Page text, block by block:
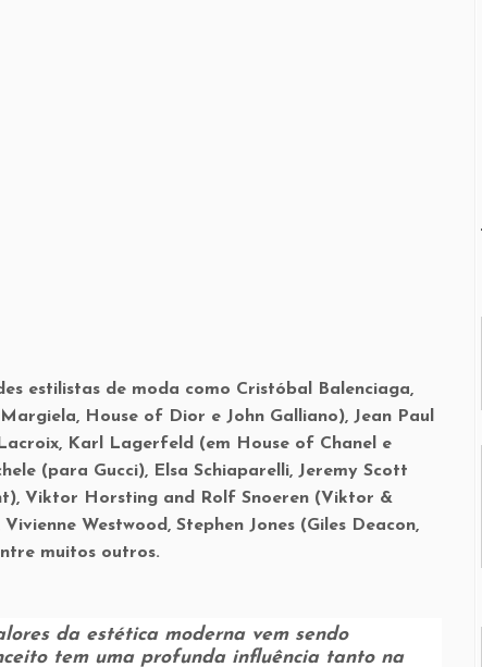
estilistas de moda como Cristóbal Balenciaga,
House of Dior e John Galliano), Jean Paul
Karl Lagerfeld (em House of Chanel e
(para Gucci), Elsa Schiaparelli, Jeremy Scott
Viktor Horsting and Rolf Snoeren (Viktor &
Westwood, Stephen Jones (Giles Deacon,
muitos outros.
da estética moderna vem sendo
tem uma profunda influência tanto na